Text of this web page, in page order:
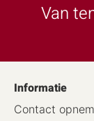
Van
Informatie
Contact